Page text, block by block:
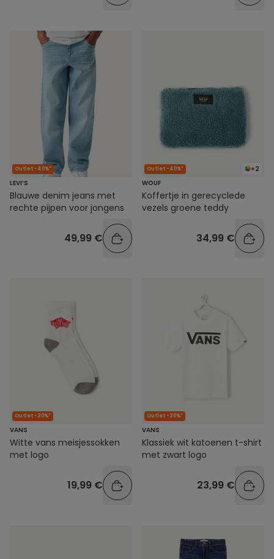
Outlet -40%*
LEVI’S
Blauwe denim jeans met
rechte pijpen voor jongens
49,99 €
+2
Outlet -40%*
WOUF
Koffertje in gerecyclede
vezels groene teddy
34,99 €
Outlet -30%*
VANS
Witte vans meisjessokken
met logo
19,99 €
Outlet -30%*
VANS
Klassiek wit katoenen t-shirt
met zwart logo
23,99 €